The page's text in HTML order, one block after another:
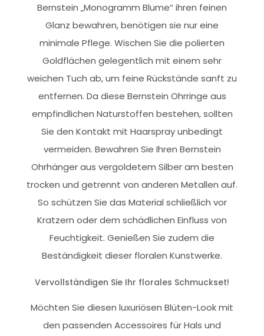
Bernstein „Monogramm Blume“ ihren feinen
Glanz bewahren, benötigen sie nur eine
minimale Pflege. Wischen Sie die polierten
Goldflächen gelegentlich mit einem sehr
weichen Tuch ab, um feine Rückstände sanft zu
entfernen. Da diese Bernstein Ohrringe aus
empfindlichen Naturstoffen bestehen, sollten
Sie den Kontakt mit Haarspray unbedingt
vermeiden. Bewahren Sie Ihren Bernstein
Ohrhänger aus vergoldetem Silber am besten
trocken und getrennt von anderen Metallen auf.
So schützen Sie das Material schließlich vor
Kratzern oder dem schädlichen Einfluss von
Feuchtigkeit. Genießen Sie zudem die
Beständigkeit dieser floralen Kunstwerke.
Vervollständigen Sie Ihr florales Schmuckset!
Möchten Sie diesen luxuriösen Blüten-Look mit
den passenden Accessoires für Hals und